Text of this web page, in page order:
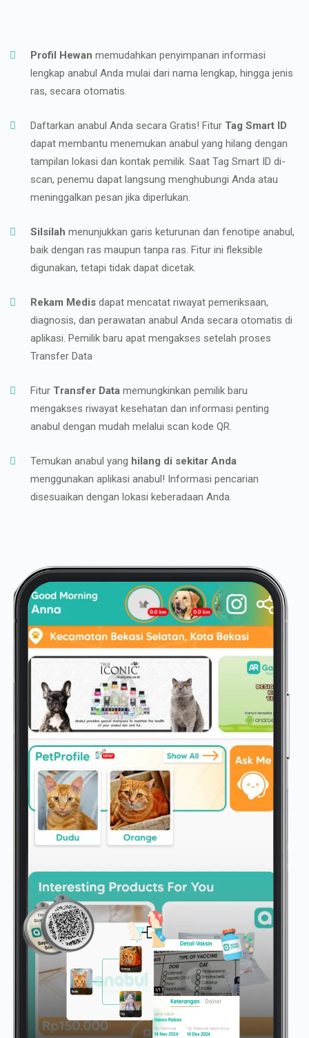
Profil Hewan memudahkan penyimpanan informasi
lengkap anabul Anda mulai dari nama lengkap, hingga jenis
ras, secara otomatis.
Daftarkan anabul Anda secara Gratis! Fitur Tag Smart ID
dapat membantu menemukan anabul yang hilang dengan
tampilan lokasi dan kontak pemilik. Saat Tag Smart ID di-
scan, penemu dapat langsung menghubungi Anda atau
meninggalkan pesan jika diperlukan.
Silsilah menunjukkan garis keturunan dan fenotipe anabul,
baik dengan ras maupun tanpa ras. Fitur ini fleksible
digunakan, tetapi tidak dapat dicetak.
Rekam Medis dapat mencatat riwayat pemeriksaan,
diagnosis, dan perawatan anabul Anda secara otomatis di
aplikasi. Pemilik baru apat mengakses setelah proses
Transfer Data
Fitur Transfer Data memungkinkan pemilik baru
mengakses riwayat kesehatan dan informasi penting
anabul dengan mudah melalui scan kode QR.
Temukan anabul yang hilang di sekitar Anda
menggunakan aplikasi anabul! Informasi pencarian
disesuaikan dengan lokasi keberadaan Anda.